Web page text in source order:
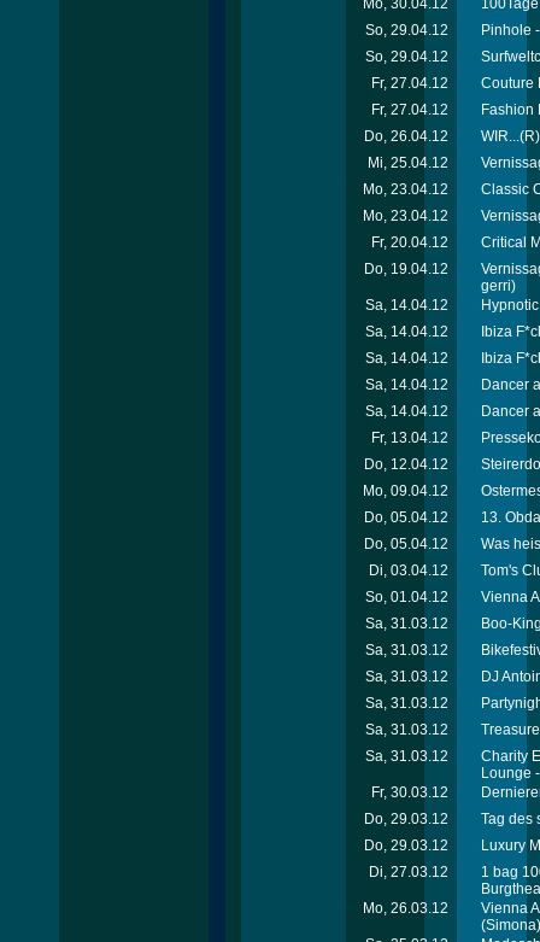
Mo, 30.04.12
So, 29.04.12
Pinhole
So, 29.04.12
Fr, 27.04.12
Couture
Fr, 27.04.12
Fashion
Do, 26.04.12
Mi, 25.04.12
Mo, 23.04.12
Classic
Mo, 23.04.12
Fr, 20.04.12
Critical
Do, 19.04.12
gerri)
Sa, 14.04.12
Sa, 14.04.12
Ibiza
Sa, 14.04.12
Ibiza
Sa, 14.04.12
Dancer
Sa, 14.04.12
Dancer
Fr, 13.04.12
Do, 12.04.12
Mo, 09.04.12
Do, 05.04.12
13.
Do, 05.04.12
Was
Di, 03.04.12
Tom's
So, 01.04.12
Vienna
Sa, 31.03.12
Boo-
Sa, 31.03.12
Sa, 31.03.12
DJ
Sa, 31.03.12
Sa, 31.03.12
Sa, 31.03.12
Charity
Lounge
Fr, 30.03.12
Do, 29.03.12
Tag des
Do, 29.03.12
Luxury
Di, 27.03.12
1 bag
Mo, 26.03.12
Vienna
(Simona)